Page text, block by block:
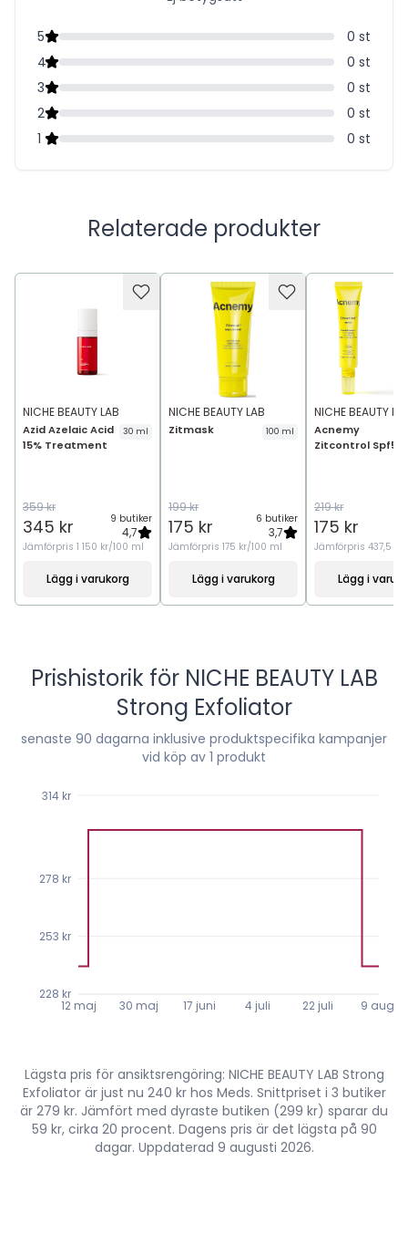
5 0 st
4
0 st
3
0 st
2
0 st
1
0 st
Relaterade produkter
NICHE BEAUTY LAB
Azid Azelaic Acid
15% Treatment
30 ml
359 kr
345 kr 9 butiker
4,7
Jämförpris 1 150 kr/100 ml
Lägg i varukorg
NICHE BEAUTY LAB
Zitmask 100 ml
199 kr
175 kr 6 butiker
3,7
Jämförpris 175 kr/100 ml
Lägg i varukorg
NICHE BEAUTY
Acnemy
Zitcontrol Spf50
219 kr
175 kr
Jämförpris 437,5
Lägg i
Prishistorik för NICHE BEAUTY LAB
Strong Exfoliator
senaste 90 dagarna inklusive produktspecifika kampanjer
vid köp av 1 produkt
12 maj 30 maj 17 juni 4 juli 22 juli 9 aug.
228 kr
253 kr
278 kr
314 kr
Lägsta pris för ansiktsrengöring: NICHE BEAUTY LAB Strong
Exfoliator är just nu 240 kr hos Meds. Snittpriset i 3 butiker
är 279 kr. Jämfört med dyraste butiken (299 kr) sparar du
59 kr, cirka 20 procent. Dagens pris är det lägsta på 90
dagar. Uppdaterad 9 augusti 2026.